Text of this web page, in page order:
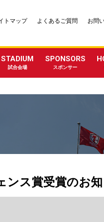
STADIUM
試合会場
SPONSORS
スポンサー
トマップ よくあるご質問 お問
ンス賞受賞のお